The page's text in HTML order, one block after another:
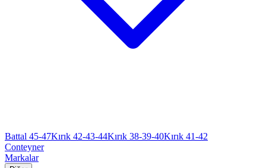
Battal 45-47Kırık 42-43-44Kırık 38-39-40Kırık 41-42
Conteyner
Markalar